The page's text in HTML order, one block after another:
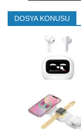
DOSYA KONUSU